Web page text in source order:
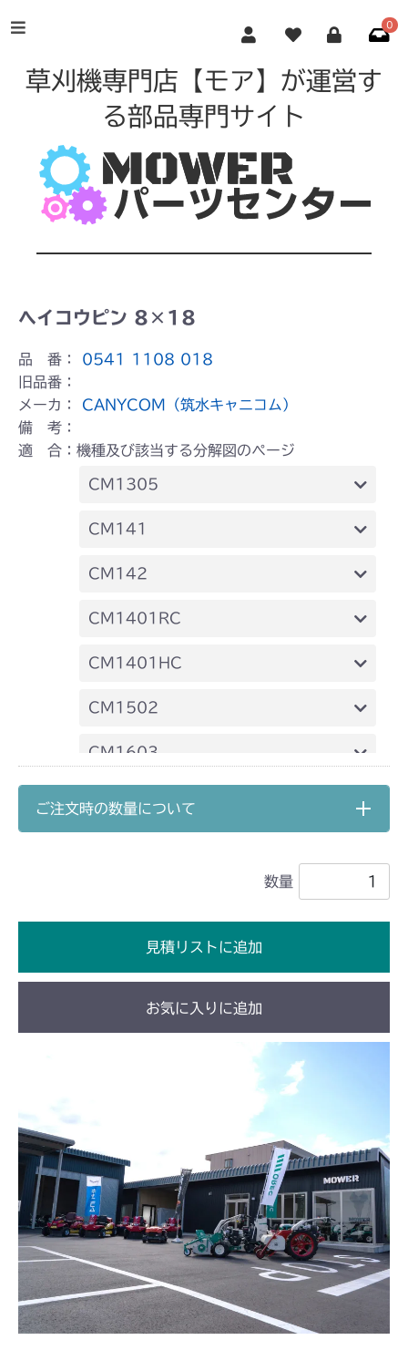
0
草刈機専門店【モア】が運営す
る部品専門サイト
ヘイコウピン 8×18
品 番： 0541 1108 018
旧品番：
メーカ： CANYCOM（筑水キャニコム）
備 考：
適 合：機種及び該当する分解図のページ
CM1305
ミッション FIG1 ケーシング
CM141
FIG23 ケーシング
CM142
FIG23 ケーシング
CM1401RC
ミッション FIG1 ケース
CM1401HC
ミッション FIG1 ケース
CM1502
ミッション HT051A FIG1 ケーシング
ミッション HT051B FIG1 ケーシング
CM1603
ミッション HT051B FIG1 ケーシング
ミッション HI051A FIG1 ケーシング
ミッション HI051B FIG1 ケーシング
ミッション FIG1 ケース
CM2103
ミッション FIG1 ケース
ミッション FIG1 ケース
ミッション FIG1 ケーシング
ミッション FIG1 ケーシング
CM182
ミッション FIG1 ケーシング
CM184
ミッション FIG1 ケース
CM185
ミッション FIG1 ケース
CM210
ミッション FIG1 ケーシング
CM211
ご注文時の数量について
数量
見積リストに追加
お気に入りに追加